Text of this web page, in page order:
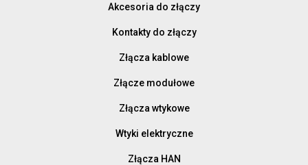
Akcesoria do złączy
Kontakty do złączy
Złącza kablowe
Złącze modułowe
Złącza wtykowe
Wtyki elektryczne
Złącza HAN